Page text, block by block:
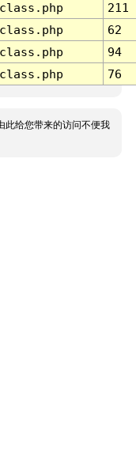
211
62
94
76
此给您带来的访问不便我